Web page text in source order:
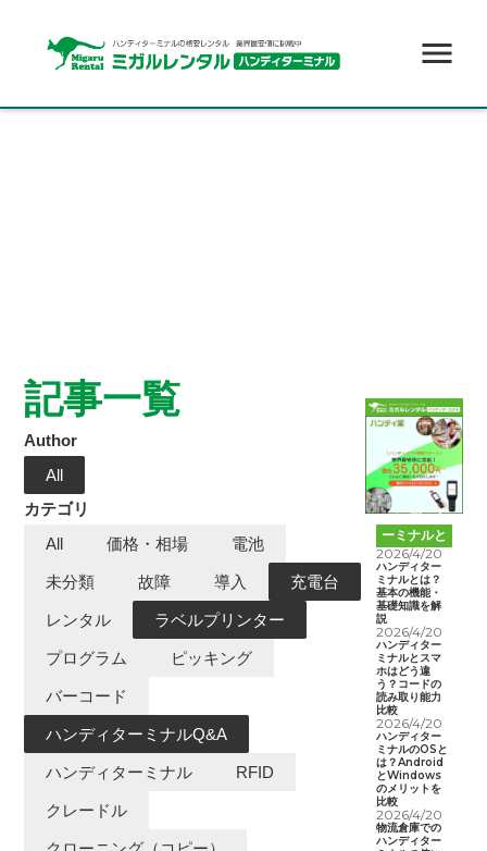
記事一覧
Author
All
カテゴリ
All
価格・相場 電池
未分類 故障 導入 充電台
レンタル ラベルプリンター
プログラム ピッキング
バーコード
ハンディターミナルQ&A
ハンディターミナル RFID
クレードル
ハンディタ
ーミナルと
は
2026/4/20
ハンディター
ミナルとは？
基本の機能・
基礎知識を解
説
2026/4/20
ハンディター
ミナルとスマ
ホはどう違
う？コードの
読み取り能力
比較
2026/4/20
ハンディター
ミナルのOSと
は？Android
とWindows
のメリットを
比較
2026/4/20
物流倉庫での
ハンディター
menu